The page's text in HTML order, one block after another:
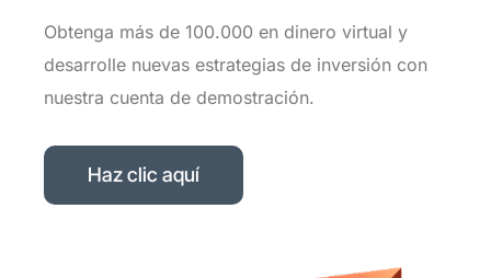
Obtenga más de 100.000 en dinero virtual y
desarrolle nuevas estrategias de inversión con
nuestra cuenta de demostración.
Haz clic aquí